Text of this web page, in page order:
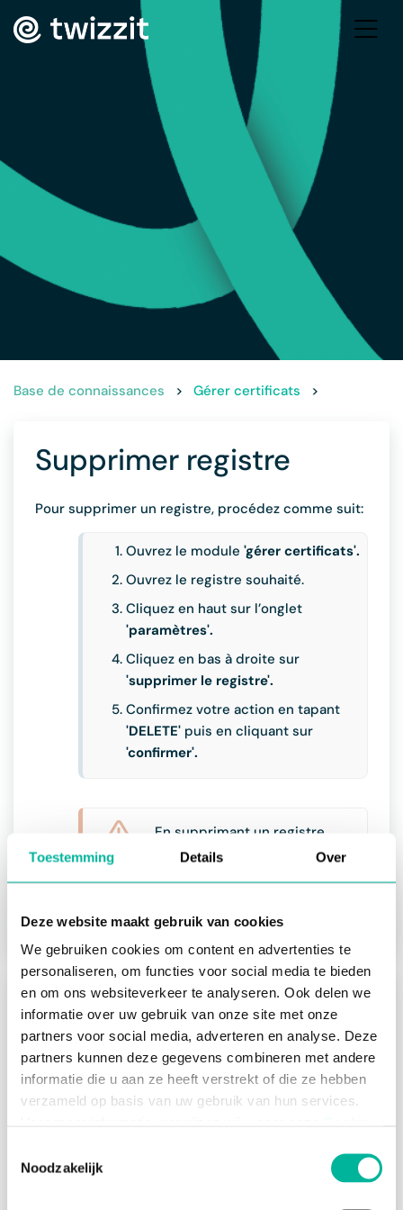
Toestemming Details Over
Deze website maakt gebruik van cookies
We gebruiken cookies om content en advertenties te
personaliseren, om functies voor social media te bieden
en om ons websiteverkeer te analyseren. Ook delen we
informatie over uw gebruik van onze site met onze
partners voor social media, adverteren en analyse. Deze
partners kunnen deze gegevens combineren met andere
informatie die u aan ze heeft verstrekt of die ze hebben
verzameld op basis van uw gebruik van hun services.
Noodzakelijk
Base de connaissances > Gérer certificats >
Supprimer registre
Pour supprimer un registre, procédez comme suit:
Ouvrez le module 'gérer certificats'.
Ouvrez le registre souhaité.
Cliquez en haut sur l’onglet
'paramètres'.
Cliquez en bas à droite sur
'supprimer le registre'.
Confirmez votre action en tapant
'DELETE' puis en cliquant sur
'confirmer'.
En supprimant un registre,
tous les documents et
modèles qu’il contient seront
perdus. Cette action est
À propos des certificats
À propos des attestations
Gérer registres
À propos des registres
Changer l'icône du registre